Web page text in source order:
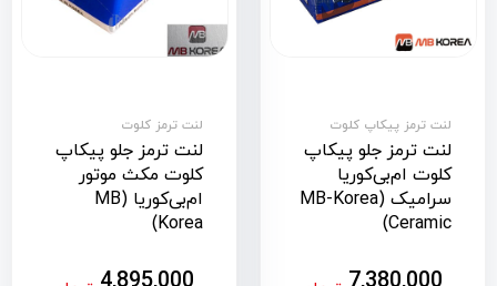
لنت ترمز پیکاپ کلوت
لنت ترمز جلو پیکاپ
کلوت ام‌بی‌کوریا
سرامیک (MB-Korea
Ceramic)
لنت ترمز کلوت
لنت ترمز جلو پیکاپ
کلوت مکث موتور
ام‌بی‌کوریا (MB
Korea)